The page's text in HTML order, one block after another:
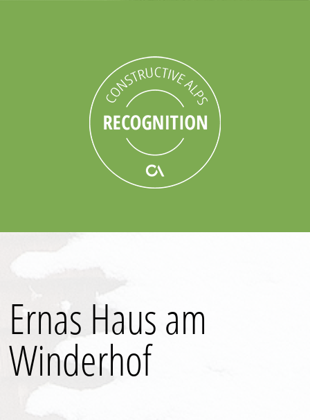
Ernas Haus am
Winderhof